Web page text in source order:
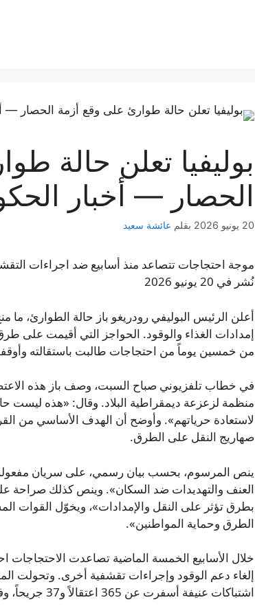
بوليفيا تعلن حالة
الحصار — أخبار
20 يونيو 2026 بقلم عائشة سعيد
موجة احتجاجات تتصاعد منذ أسابيع ضد اجراءات
نُشر في 20 يونيو 2026
أعلن الرئيس البوليفي رودريغو باز حالة الطوارئ،
إمدادات الغذاء والوقود. الحواجز التي أقيمت على طرق
من خمسين يوماً من احتجاجات طالبت باستقالته
في خطاب تلفزيوني صباح السبت، وصف باز هذه
منظمة لزعزعة ديمقراطية البلاد. وقال: «هذه ليست
لاستعادة حرياتهم». وأوضح أن الهدف الأساسي من
صهاريج النقل على الطرق.
ينص المرسوم، بحسب بيان رسمي، على سريان مفعوله
العنف والتهديدات ضد السكان». وينص كذلك صراحة
بطرق تؤثر على النقل والإمدادات»، ويخوّل القوات
الطرق وحماية المواطنين».
خلال الأسابيع الخمسة الماضية تصاعدت
إلغاء دعم الوقود وإجراءات تقشفية أخرى. وتحولت
اشتباكات عنيفة أسفرت عن 365 اعتقالاً و37 جريحاً، وفق حصيلة السلطات.